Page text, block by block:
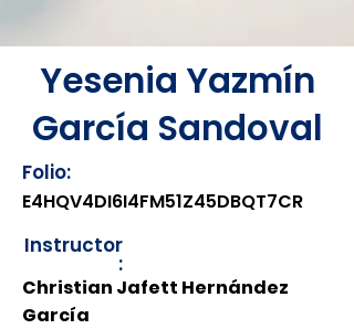
Yesenia Yazmín
García Sandoval
Folio:
E4HQV4DI6I4FM51Z45DBQT7CR
Instructor
:
Christian Jafett Hernández
García